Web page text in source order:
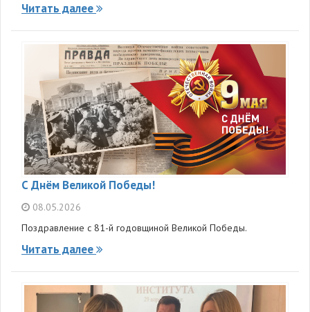
Читать далее
С Днём Великой Победы!
08.05.2026
Поздравление с 81-й годовщиной Великой Победы.
Читать далее